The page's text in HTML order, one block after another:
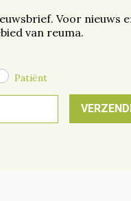
Voor nieuws
van reuma.
Patiënt